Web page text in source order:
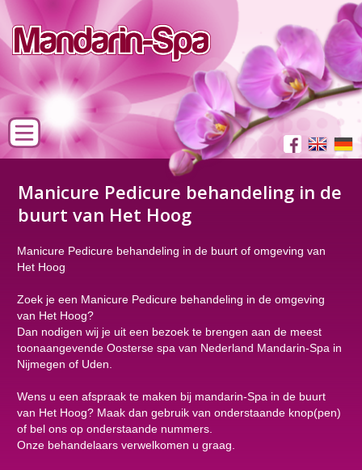
Manicure Pedicure behandeling in de
buurt van Het Hoog
Manicure Pedicure behandeling in de buurt of omgeving van
Het Hoog
Zoek je een Manicure Pedicure behandeling in de omgeving
van Het Hoog?
Dan nodigen wij je uit een bezoek te brengen aan de meest
toonaangevende Oosterse spa van Nederland Mandarin-Spa in
Nijmegen of Uden.
Wens u een afspraak te maken bij mandarin-Spa in de buurt
van Het Hoog? Maak dan gebruik van onderstaande knop(pen)
of bel ons op onderstaande nummers.
Onze behandelaars verwelkomen u graag.